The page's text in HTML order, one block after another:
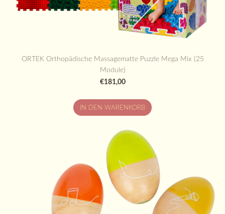
ORTEK Orthopädische Massagematte Puzzle Mega Mix (25
Module)
€181,00
IN DEN WARENKORB